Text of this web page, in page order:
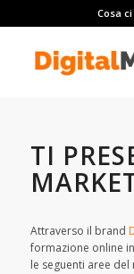
Cosa
TI
Attraverso il brand
formazione online
le seguenti aree